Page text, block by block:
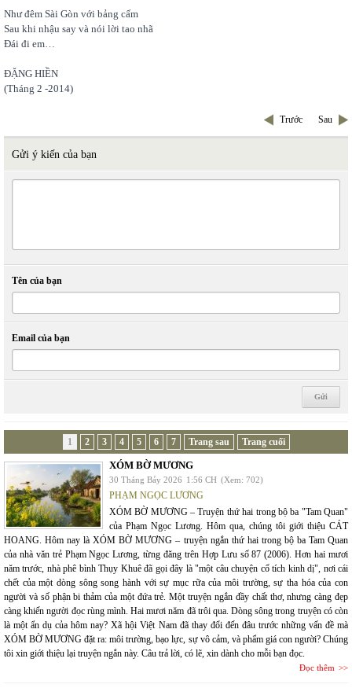
Như đêm Sài Gòn với bảng cấm
Sau khi nhậu say và nói lời tao nhã
Đái đi em…
ĐẶNG HIỀN
(Tháng 2 -2014)
Trước Sau
Gửi ý kiến của bạn
Tên của bạn
Email của bạn
1 2 3 4 5 6 7 Trang sau Trang cuối
XÓM BỜ MƯƠNG
30 Tháng Bảy 2026 1:56 CH (Xem: 702)
PHẠM NGỌC LƯƠNG
XÓM BỜ MƯƠNG – Truyện thứ hai trong bộ ba "Tam Quan"
của Phạm Ngọc Lương. Hôm qua, chúng tôi giới thiệu CÁT
HOANG. Hôm nay là XÓM BỜ MƯƠNG – truyện ngắn thứ hai trong bộ ba Tam Quan
của nhà văn trẻ Phạm Ngọc Lương, từng đăng trên Hợp Lưu số 87 (2006). Hơn hai mươi
năm trước, nhà phê bình Thụy Khuê đã gọi đây là "một câu chuyện cổ tích kinh dị", nơi cái
chết của một dòng sông song hành với sự mục rữa của môi trường, sự tha hóa của con
người và số phận bi thảm của một đứa trẻ. Một truyện ngắn đầy chất thơ, nhưng càng đẹp
càng khiến người đọc rùng mình. Hai mươi năm đã trôi qua. Dòng sông trong truyện có còn
là một ẩn dụ của hôm nay? Xã hội Việt Nam đã thay đổi đến đâu trước những vấn đề mà
XÓM BỜ MƯƠNG đặt ra: môi trường, bạo lực, sự vô cảm, và phẩm giá con người? Chúng
tôi xin giới thiệu lại truyện ngắn này. Câu trả lời, có lẽ, xin dành cho mỗi bạn đọc.
Đọc thêm